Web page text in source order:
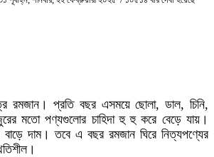
রমজান। প্রতি বছর এসময়ে ছোলা, ডাল, চিনি,
মতো পণ্যগুলোর চাহিদা হু হু করে বেড়ে যায়।
বাড়ে দাম। তবে এ বছর রমজান ঘিরে নিত্যপণ্যের